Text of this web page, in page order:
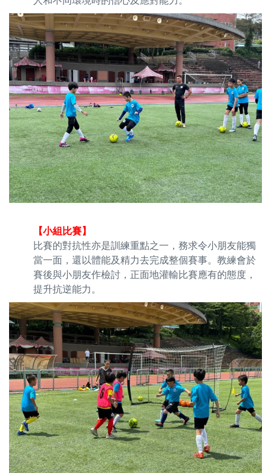
【小組比賽】
比賽的對抗性亦是訓練重點之一，務求令小朋友能獨
當一面，還以體能及精力去完成整個賽事。教練會於
賽後與小朋友作檢討，正面地灌輸比賽應有的態度，
提升抗逆能力。